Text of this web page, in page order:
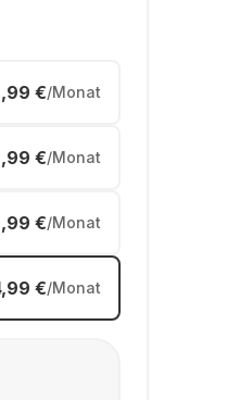
€/Monat
€/Monat
€/Monat
€/Monat